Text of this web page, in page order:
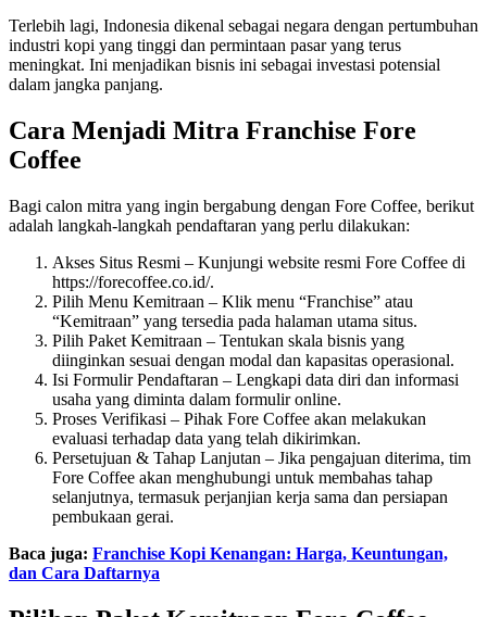
Terlebih lagi, Indonesia dikenal sebagai negara dengan pertumbuhan
industri kopi yang tinggi dan permintaan pasar yang terus
meningkat. Ini menjadikan bisnis ini sebagai investasi potensial
dalam jangka panjang.
Cara Menjadi Mitra Franchise Fore
Coffee
Bagi calon mitra yang ingin bergabung dengan Fore Coffee, berikut
adalah langkah-langkah pendaftaran yang perlu dilakukan:
Akses Situs Resmi – Kunjungi website resmi Fore Coffee di
https://forecoffee.co.id/.
Pilih Menu Kemitraan – Klik menu “Franchise” atau
“Kemitraan” yang tersedia pada halaman utama situs.
Pilih Paket Kemitraan – Tentukan skala bisnis yang
diinginkan sesuai dengan modal dan kapasitas operasional.
Isi Formulir Pendaftaran – Lengkapi data diri dan informasi
usaha yang diminta dalam formulir online.
Proses Verifikasi – Pihak Fore Coffee akan melakukan
evaluasi terhadap data yang telah dikirimkan.
Persetujuan & Tahap Lanjutan – Jika pengajuan diterima, tim
Fore Coffee akan menghubungi untuk membahas tahap
selanjutnya, termasuk perjanjian kerja sama dan persiapan
pembukaan gerai.
Baca juga: Franchise Kopi Kenangan: Harga, Keuntungan,
dan Cara Daftarnya